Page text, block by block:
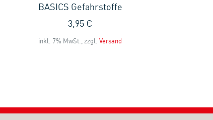
BASICS Gefahrstoffe
3,95 €
inkl. 7% MwSt., zzgl. Versand